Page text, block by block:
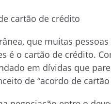
cartão de crédito
que muitas
é o cartão de crédito.
em dívidas que
de “acordo de cartão